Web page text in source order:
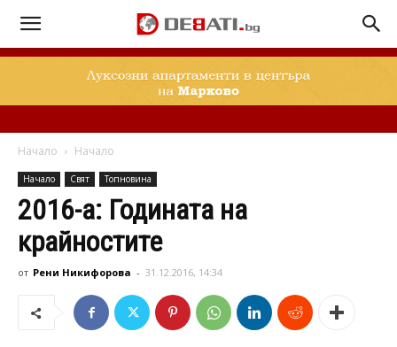
Начало Начало
Начало Свят Топновина
2016-а: Годината на
крайностите
от Рени Никифорова - 31.12.2016, 14:34